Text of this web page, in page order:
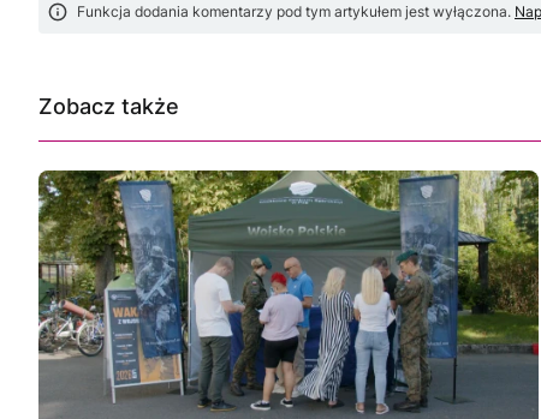
Funkcja dodania komentarzy pod tym artykułem jest wyłączona.
Zobacz także